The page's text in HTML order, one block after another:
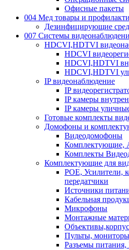
Офисные пакеты
004 Мед товары и
Дезинфицирующие
007 Системы
HDCVI,HDTVI
HDCVI
HDCVI,HDTVI
HDCVI,HDTVI
IP видеонаблюдение
IP
IP камеры
IP камеры
Готовые комплекты
Домофоны и
Видеодомофоны
Комплектующие,
Комплекты
Комплектующие для
POE, Усилители,
передатчики
Источники
Кабельная
Микрофоны
Монтажные
Пульты,
Разъемы питания,